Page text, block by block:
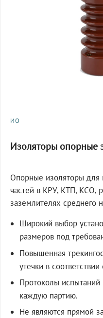
ИО
Изоляторы опорные
Опорные изоляторы для
частей в КРУ, КТП, КСО,
заземлителях среднего
Широкий выбор
размеров под
Повышенная
утечки в
Протоколы
каждую партию.
Не являются прямой